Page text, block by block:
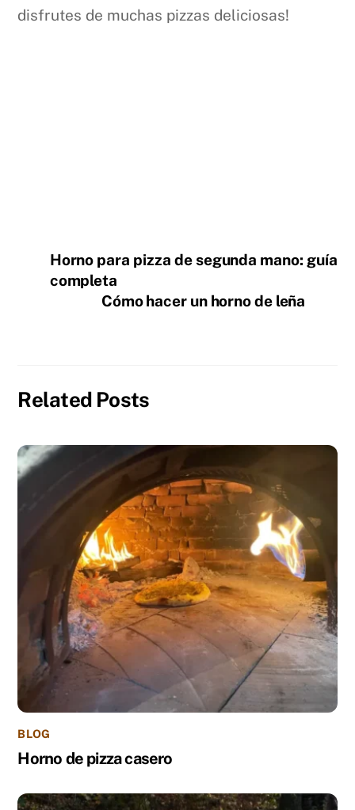
disfrutes de muchas pizzas deliciosas!
Horno para pizza de segunda mano: guía
completa
Cómo hacer un horno de leña
Related Posts
BLOG
Horno de pizza casero